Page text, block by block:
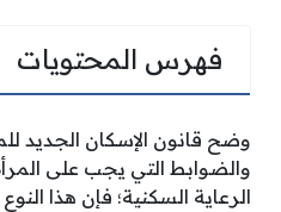
فهرس المحتويات
وضح قانون الإسكان الجديد
والضوابط التي يجب على
الرعاية السكنية؛ فإن هذا